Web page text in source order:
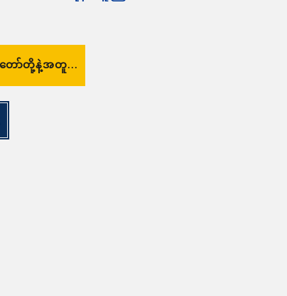
ကျွန်တော်တို့နဲ့အတူပါဝင်ပါ